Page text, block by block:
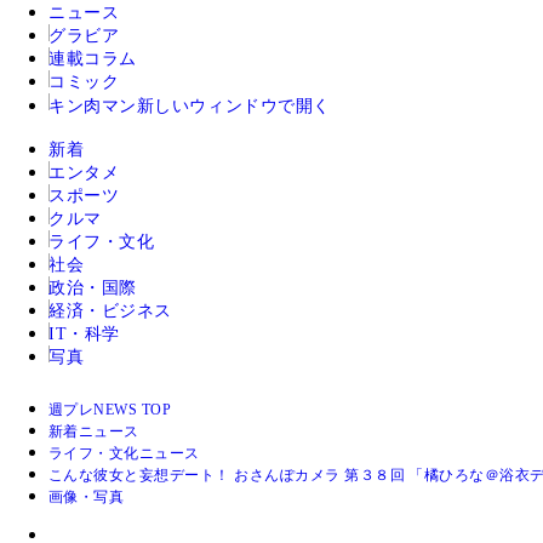
ニュース
グラビア
連載コラム
コミック
キン肉マン 新しいウィンドウで開く
新着
エンタメ
スポーツ
クルマ
ライフ・文化
社会
政治・国際
経済・ビジネス
IT・科学
写真
週プレNEWS TOP
新着ニュース
ライフ・文化ニュース
こんな彼女と妄想デート！ おさんぽカメラ 第３８回 「橘ひろな＠浴衣デ
画像・写真